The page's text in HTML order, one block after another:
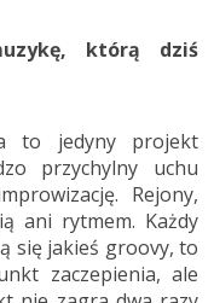
którą dziś
to jedyny projekt
przychylny uchu
Rejony,
ani rytmem. Każdy
się jakieś groovy, to
zaczepienia, ale